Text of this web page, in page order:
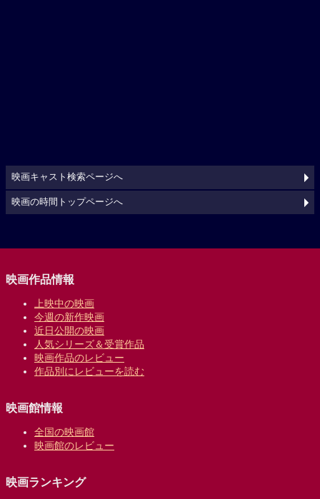
映画キャスト検索ページへ
映画の時間トップページへ
映画作品情報
上映中の映画
今週の新作映画
近日公開の映画
人気シリーズ＆受賞作品
映画作品のレビュー
作品別にレビューを読む
映画館情報
全国の映画館
映画館のレビュー
映画ランキング